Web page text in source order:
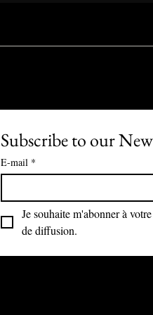
Subscribe to our
E-mail *
Je souhaite m'abonner à
de diffusion.